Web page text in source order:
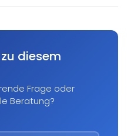
diesem
Frage oder
Beratung?